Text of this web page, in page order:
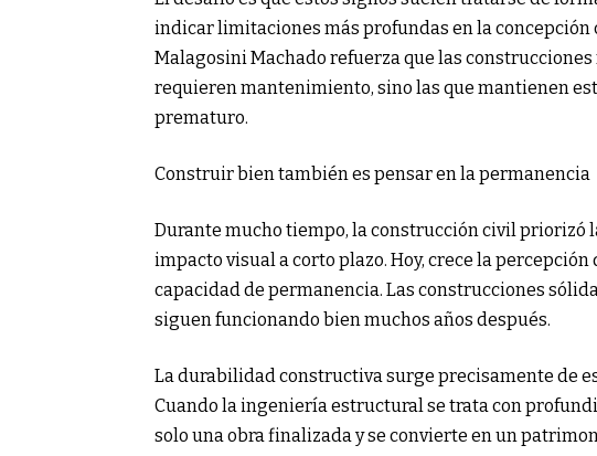
indicar limitaciones más profundas en la
Malagosini Machado refuerza que las
requieren mantenimiento, sino las que mantienen
prematuro.
Construir bien también es pensar en la permanencia
Durante mucho tiempo, la construcción civil priorizó
impacto visual a corto plazo. Hoy, crece la
capacidad de permanencia. Las construcciones
siguen funcionando bien muchos años después.
La durabilidad constructiva surge precisamente de
Cuando la ingeniería estructural se trata con
solo una obra finalizada y se convierte en un